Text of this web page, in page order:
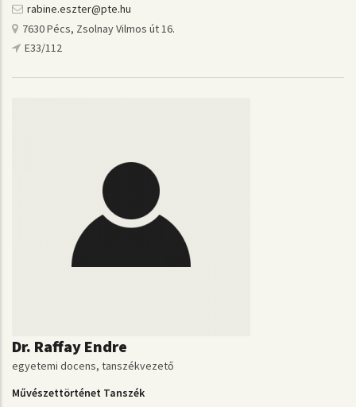
rabine.eszter@pte.hu
7630 Pécs, Zsolnay Vilmos út 16.
E33/112
Dr. Raffay Endre
egyetemi docens, tanszékvezető
Művészettörténet Tanszék